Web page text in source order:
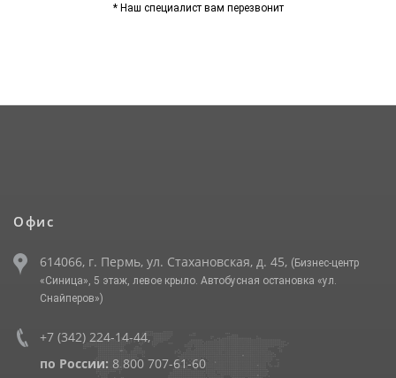
* Наш специалист вам перезвонит
Офис
614066, г. Пермь, ул. Стахановская, д. 45, (Бизнес-центр
«Синица», 5 этаж, левое крыло. Автобусная остановка «ул.
Снайперов»)
+7 (342) 224-14-44,
по России: 8 800 707-61-60